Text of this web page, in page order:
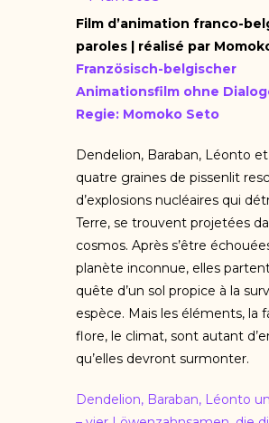
Film d’animation franco-
paroles | réalisé par
Französisch-belgischer
Animationsfilm ohne
Regie: Momoko Seto
Dendelion, Baraban, Léonto et
quatre graines de pissenlit
d’explosions nucléaires qui
Terre, se trouvent projetées
cosmos. Après s’être
planète inconnue, elles
quête d’un sol propice à la
espèce. Mais les éléments, la
flore, le climat, sont autant
qu’elles devront surmonter.
Dendelion, Baraban, Léonto